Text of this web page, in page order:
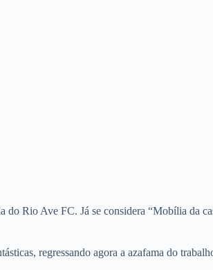
do Rio Ave FC. Já se considera “Mobília da
regressando agora a azafama do